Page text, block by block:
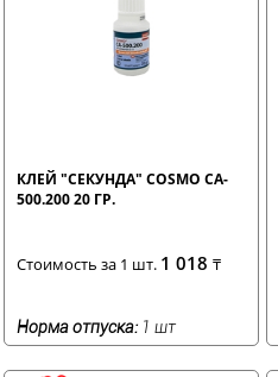
КЛЕЙ "СЕКУНДА" COSMO CA-
500.200 20 ГР.
Стоимость за 1 шт. 1 018 ₸
Норма отпуска: 1 шт